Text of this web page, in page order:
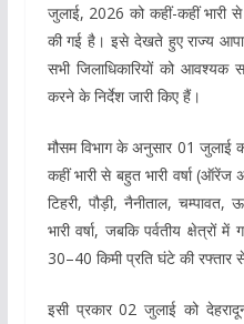
जुलाई, 2026 को कहीं-कहीं भारी से
की गई है। इसे देखते हुए राज्य
सभी जिलाधिकारियों को आवश्यक
करने के निर्देश जारी किए हैं।
मौसम विभाग के अनुसार 01 जुलाई
कहीं भारी से बहुत भारी वर्षा
टिहरी, पौड़ी, नैनीताल, चम्पावत,
भारी वर्षा, जबकि पर्वतीय क्षेत्रों
30–40 किमी प्रति घंटे की रफ्तार
इसी प्रकार 02 जुलाई को